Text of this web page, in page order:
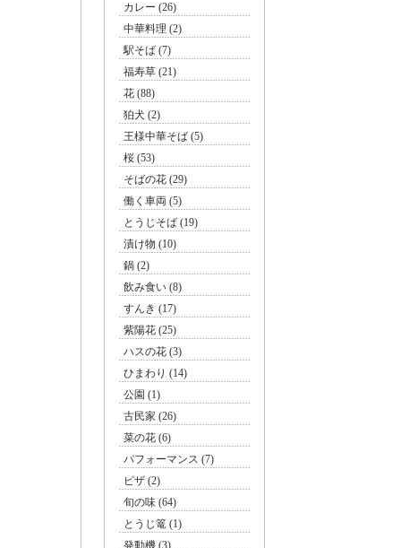
カレー (26)
中華料理 (2)
駅そば (7)
福寿草 (21)
花 (88)
狛犬 (2)
王様中華そば (5)
桜 (53)
そばの花 (29)
働く車両 (5)
とうじそば (19)
漬け物 (10)
鍋 (2)
飲み食い (8)
すんき (17)
紫陽花 (25)
ハスの花 (3)
ひまわり (14)
公園 (1)
古民家 (26)
菜の花 (6)
パフォーマンス (7)
ピザ (2)
旬の味 (64)
とうじ篭 (1)
発動機 (3)